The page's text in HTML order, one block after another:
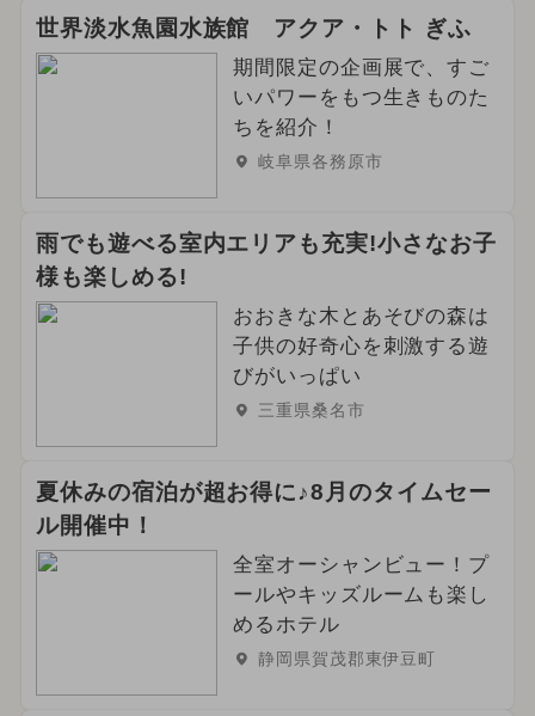
世界淡水魚園水族館 アクア・トト ぎふ
期間限定の企画展で、すご
いパワーをもつ生きものた
ちを紹介！
岐阜県各務原市
雨でも遊べる室内エリアも充実!小さなお子
様も楽しめる!
おおきな木とあそびの森は
子供の好奇心を刺激する遊
びがいっぱい
三重県桑名市
夏休みの宿泊が超お得に♪8月のタイムセー
ル開催中！
全室オーシャンビュー！プ
ールやキッズルームも楽し
めるホテル
静岡県賀茂郡東伊豆町